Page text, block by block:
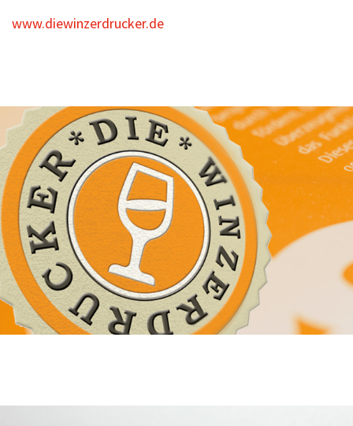
www.diewinzerdrucker.de